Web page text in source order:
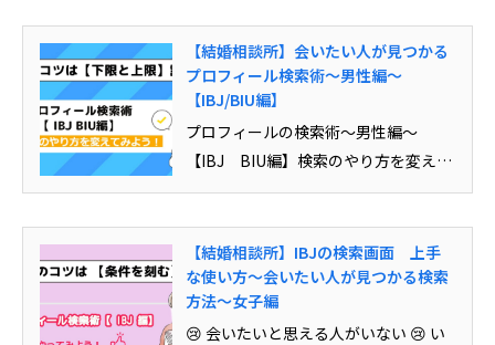
【結婚相談所】会いたい人が見つかる
プロフィール検索術～男性編～
【IBJ/BIU編】
プロフィールの検索術～男性編～
【IBJ BIU編】検索のやり方を変えて
みよう！こんなお悩みありません
いつも同じ人しか出てこない・ 誰に申
し込めばいいかわからない ちょっと
した検索のコツでお相手が見つかるか
も！？カウンセラー：市原圭子（婚
【結婚相談所】IBJの検索画面 上手
な使い方～会いたい人が見つかる検索
方法～女子編
😢 会いたいと思える人がいない 😢 い